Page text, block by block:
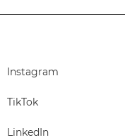
Instagram
TikTok
LinkedIn